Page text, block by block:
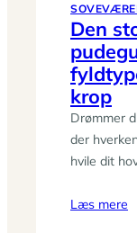
Den
krop
Drømmer
der
hvile dit
Læs mere